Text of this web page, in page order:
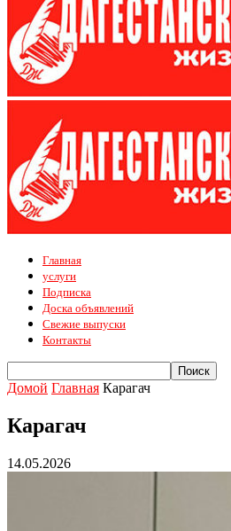
Главная
услуги
Подписка
Доска объявлений
Свежие выпуски
Контакты
Домой Главная Карагач
Карагач
14.05.2026